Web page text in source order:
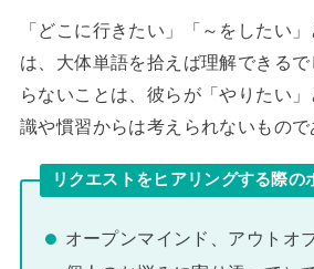
「どこに行きたい」「～をしたい
は、大体単語を拾えば理解できる
らないことは、彼らが「やりたい
識や慣習からは考えられないもので
リクエストをヒアリングする際の
オープンマインド、アウトオ